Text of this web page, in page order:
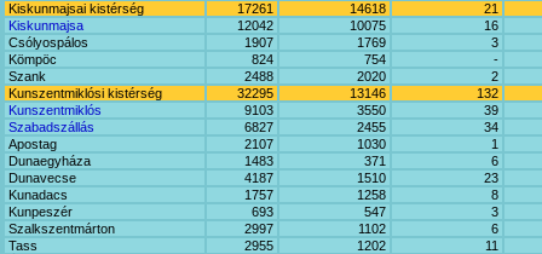
Kiskunmajsai kistérség
17261 14618
21
Kiskunmajsa
12042 10075
16
Csólyospálos
1907 1769
3
Kömpöc
824 754
-
Szank
2488 2020
2
Kunszentmiklósi kistérség
32295 13146
132
Kunszentmiklós
9103 3550
39
Szabadszállás
6827 2455
34
Apostag
2107 1030
1
Dunaegyháza
1483 371
6
Dunavecse
4187 1510
23
Kunadacs
1757 1258
8
Kunpeszér
693 547
3
Szalkszentmárton
2997 1102
6
Tass
2955 1202
11